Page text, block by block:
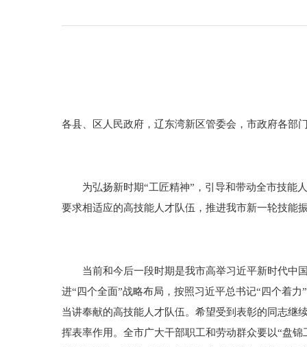
各县、区人民政府，辽东湾新区管委会，市政府各部
为弘扬新时期“工匠精神”，引导和带动全市技能人
要求相适应的高技能人才队伍，推进我市新一轮技能
当前和今后一段时期是我市高举习近平新时代中国
进“四个全面”战略布局，按照习近平总书记“四个着
当讲奉献的高技能人才队伍。希望受到表彰的同志继
挥表率作用。全市广大干部职工和劳动群众要以“盘